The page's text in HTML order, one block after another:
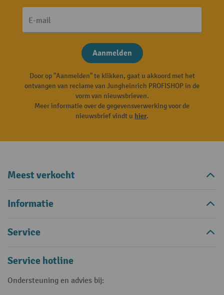
E-mail
Aanmelden
Door op "Aanmelden" te klikken, gaat u akkoord met het
ontvangen van reclame van Jungheinrich PROFISHOP in de
vorm van nieuwsbrieven.
Meer informatie over de gegevensverwerking voor de
nieuwsbrief vindt u hier.
Meest verkocht
Informatie
Service
Service hotline
Ondersteuning en advies bij: